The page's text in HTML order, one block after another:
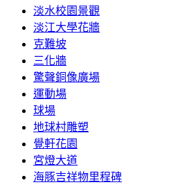
淡水校園景觀
淡江大學花牆
克難坡
三化牆
驚聲銅像廣場
運動場
球場
地球村雕塑
覺軒花園
宮燈大道
海豚吉祥物里程碑